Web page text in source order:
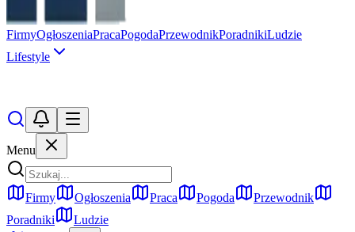
FirmyOgłoszeniaPracaPogodaPrzewodnikPoradnikiLudzie
Lifestyle
Menu
Firmy Ogłoszenia Praca Pogoda
Przewodnik
Poradniki
Ludzie